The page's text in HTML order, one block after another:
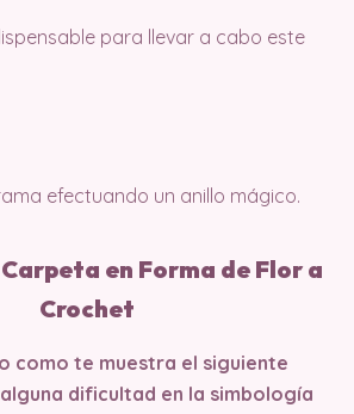
para llevar a cabo este
efectuando un anillo mágico.
en Forma de Flor a
Crochet
como te muestra el siguiente
dificultad en la simbología